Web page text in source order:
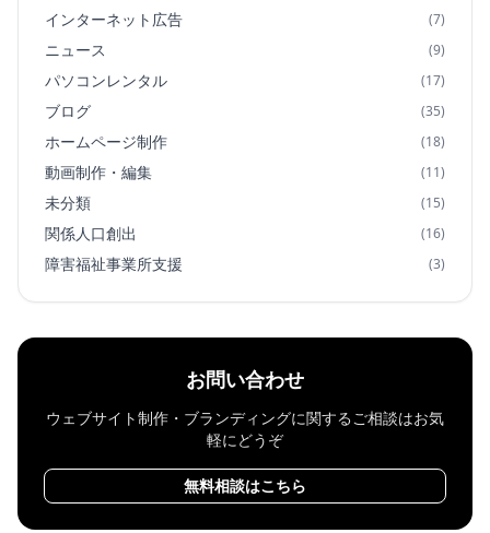
インターネット広告 (7)
ニュース (9)
パソコンレンタル (17)
ブログ (35)
ホームページ制作 (18)
動画制作・編集 (11)
未分類 (15)
関係人口創出 (16)
障害福祉事業所支援 (3)
お問い合わせ
ウェブサイト制作・ブランディングに関するご相談はお気
軽にどうぞ
無料相談はこちら